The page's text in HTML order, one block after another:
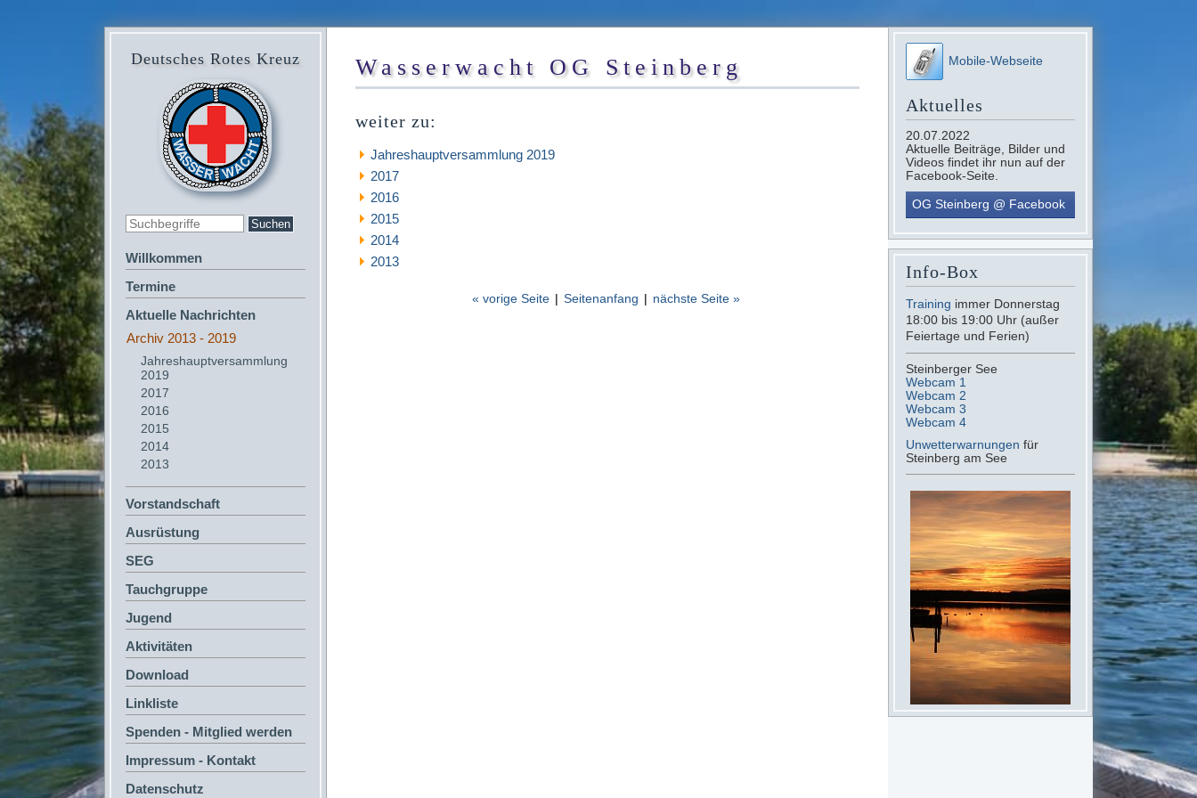
Deutsches Rotes Kreuz
Willkommen
Termine
Aktuelle Nachrichten
Archiv 2013 - 2019
Jahreshauptversammlung
2019
2017
2016
2015
2014
2013
Vorstandschaft
Ausrüstung
SEG
Tauchgruppe
Jugend
Aktivitäten
Download
Linkliste
Spenden - Mitglied werden
Impressum - Kontakt
Datenschutz
Wasserwacht OG Steinberg
weiter zu:
Jahreshauptversammlung 2019
2017
2016
2015
2014
2013
« vorige Seite | Seitenanfang | nächste Seite »
Mobile-Webseite
Aktuelles
20.07.2022
Aktuelle Beiträge, Bilder und
Videos findet ihr nun auf der
Facebook-Seite.
OG Steinberg @ Facebook
Info-Box
Training immer Donnerstag
18:00 bis 19:00 Uhr (außer
Feiertage und Ferien)
Steinberger See
Webcam 1
Webcam 2
Webcam 3
Webcam 4
Unwetterwarnungen für
Steinberg am See